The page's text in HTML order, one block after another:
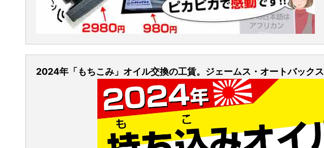
2024年「もちこみ」オイル交換の工賃。ジェームス・オートバックス